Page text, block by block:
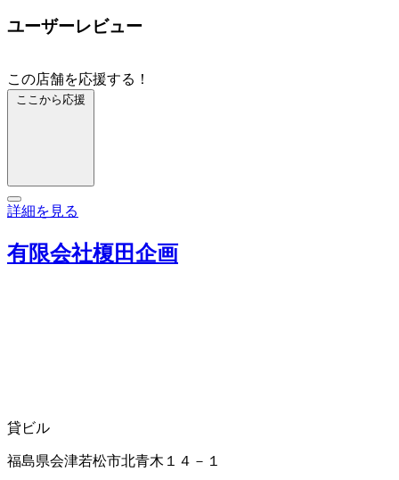
ユーザーレビュー
この店舗を応援する！
ここから応援
詳細を見る
有限会社榎田企画
貸ビル
福島県会津若松市北青木１４－１